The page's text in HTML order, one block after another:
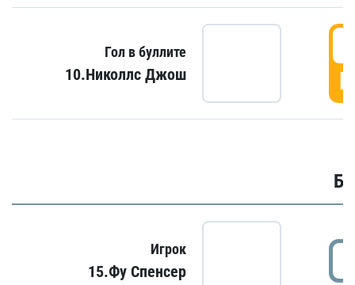
Гол в буллите
10.Николлс Джош
Игрок
15.Фу Спенсер